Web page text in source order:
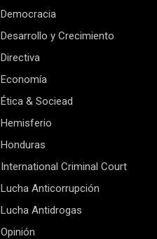
Democracia
Desarrollo y Crecimiento
Directiva
Economía
Ética & Sociead
Hemisferio
Honduras
International Criminal Court
Lucha Anticorrupción
Lucha Antidrogas
Opinión